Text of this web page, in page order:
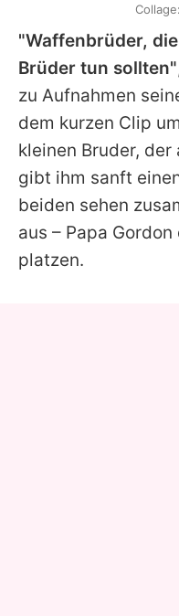
"Waffenbrüder,
Brüder tun sollten"
zu Aufnahmen
dem kurzen Clip
kleinen Bruder,
gibt ihm sanft
beiden sehen
aus – Papa Gordon
platzen.